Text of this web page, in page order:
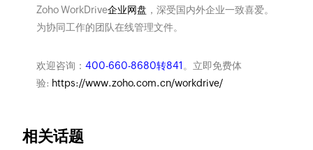
Zoho WorkDrive企业网盘 ，深受国内外企业一致喜爱。
为协同工作的团队在线管理文件。
欢迎咨询： 400-660-8680转841 。立即免费体
验: https://www.zoho.com.cn/workdrive/
相关话题